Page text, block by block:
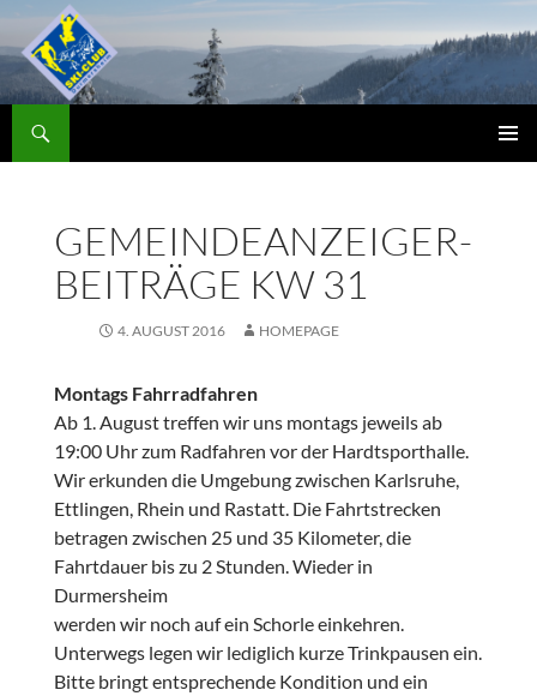
Zum
Inhalt
springen
Skiclub
GEMEINDEANZEIGER-
BEITRÄGE KW 31
4. AUGUST 2016 HOMEPAGE
Montags Fahrradfahren
Ab 1. August treffen wir uns montags jeweils ab
19:00 Uhr zum Radfahren vor der Hardtsporthalle.
Wir erkunden die Umgebung zwischen Karlsruhe,
Ettlingen, Rhein und Rastatt. Die Fahrtstrecken
betragen zwischen 25 und 35 Kilometer, die
Fahrtdauer bis zu 2 Stunden. Wieder in
Durmersheim
werden wir noch auf ein Schorle einkehren.
Unterwegs legen wir lediglich kurze Trinkpausen ein.
Bitte bringt entsprechende Kondition und ein